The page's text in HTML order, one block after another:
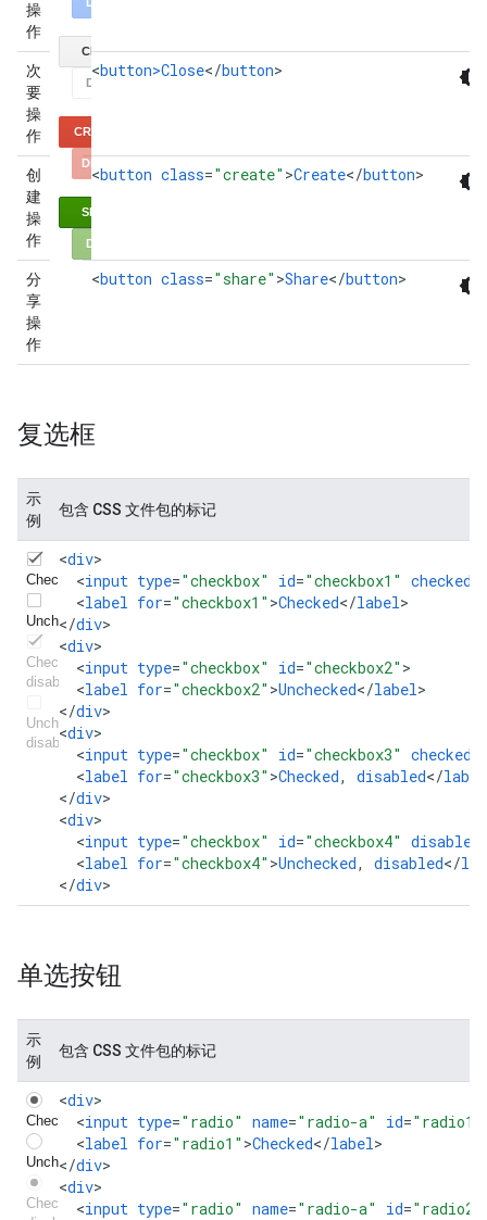
操
作
次
要
操
作
<button>Close</button>
创
建
操
作
<button class="create" >Create</button>
分
享
操
作
<button class="share" >Share</button>
复选框
示
例
包含 CSS 文件包的标记
<div
<input type="checkbox" id="checkbox1" checked
<label for="checkbox1" >Checked</label>
</div>
<div
<input type="checkbox" id="checkbox2"
<label for="checkbox2" >Unchecked</label>
</div>
<div
<input type="checkbox" id="checkbox3" checked
<label for="checkbox3" >Checked, disabled</label
</div>
<div
<input type="checkbox" id="checkbox4" disabled
<label for="checkbox4" >Unchecked, disabled</
</div>
单选按钮
示
例
包含 CSS 文件包的标记
<div
<input type="radio" name="radio-a" id="radio1"
<label for="radio1" >Checked</label>
</div>
<div
<input type="radio" name="radio-a" id="radio2"